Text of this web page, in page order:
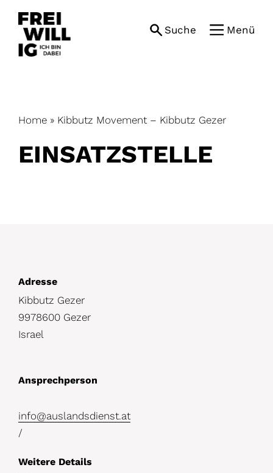
content
Suche Menü
Home » Kibbutz Movement – Kibbutz Gezer
EINSATZ­STELLE
D
e
t
a
l
Adresse
Kibbutz Gezer
9978600 Gezer
Israel
Ansprechperson
info@auslandsdienst.at
/
Weitere Details